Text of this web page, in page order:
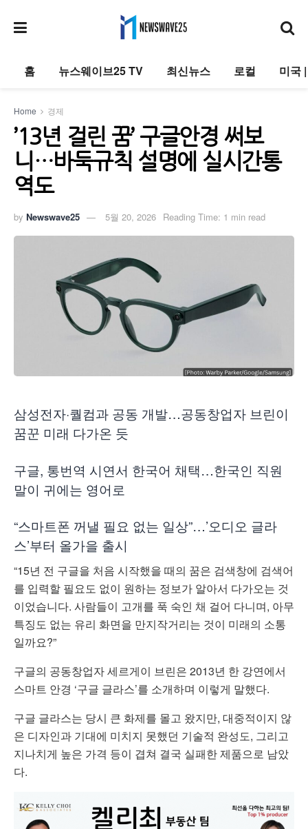
홈 뉴스웨이브25 TV 최신뉴스 로컬 미국
Home 경제
’13년 걸린 꿈’ 구글안경 써보
니…바둑규칙 설명에 실시간통
역도
by Newswave25 5월 20, 2026 Reading Time: 1 min read
삼성전자·퀄컴과 공동 개발…공동창업자 브린이
꿈꾼 미래 다가온 듯
구글, 통번역 시연서 한국어 채택…한국인 직원
말이 귀에는 영어로
“스마트폰 꺼낼 필요 없는 일상”…’오디오 글라
스’부터 올가을 출시
“15년 전 구글을 처음 시작했을 때의 꿈은 검색창에 검색어
를 입력할 필요도 없이 원하는 정보가 알아서 다가오는 것
이었습니다. 사람들이 고개를 푹 숙인 채 걸어 다니며, 아무
특징도 없는 유리 화면을 만지작거리는 것이 미래의 소통
일까요?”
구글의 공동창업자 세르게이 브린은 2013년 한 강연에서
스마트 안경 ‘구글 글라스’를 소개하며 이렇게 말했다.
구글 글라스는 당시 큰 화제를 몰고 왔지만, 대중적이지 않
은 디자인과 기대에 미치지 못했던 기술적 완성도, 그리고
지나치게 높은 가격 등이 겹쳐 결국 실패한 제품으로 남았
다.